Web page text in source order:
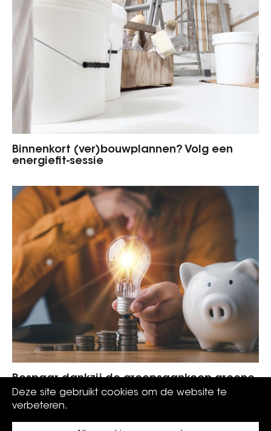
Binnenkort (ver)bouwplannen? Volg een
energiefit-sessie
Bespaar dankzij de groepsaankoop groene
stroom en gas
Deze site gebruikt cookies om de website te
verbeteren.